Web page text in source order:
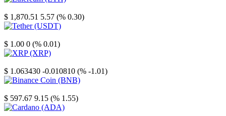
$ 1,870.51 5.57 (% 0.30)
$ 1.00 0 (% 0.01)
$ 1.063430 -0.010810 (% -1.01)
$ 597.67 9.15 (% 1.55)